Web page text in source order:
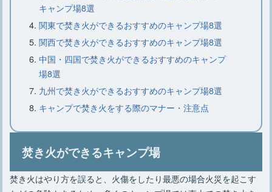
キャンプ場8選
関東で焚き火ができるおすすめのキャンプ場8選
関西で焚き火ができるおすすめのキャンプ場8選
中国・四国で焚き火ができるおすすめのキャンプ
場8選
九州で焚き火ができるおすすめのキャンプ場8選
キャンプで焚き火をする際のマナー・注意点
焚き火ができるキャンプ場
焚き火はやり方を誤ると、火傷をしたり最悪の場合火災を起こす